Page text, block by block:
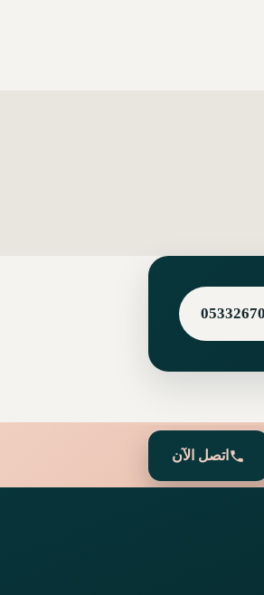
اتصل الآن